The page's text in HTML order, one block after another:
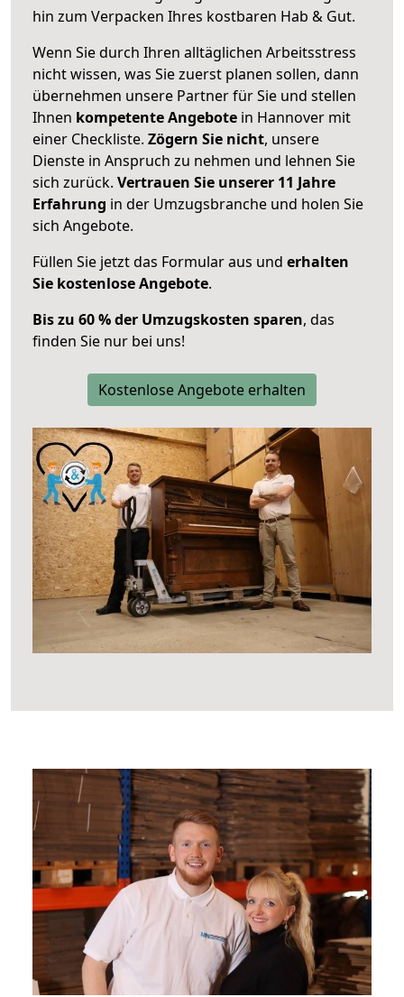
hin zum Verpacken Ihres kostbaren Hab & Gut.
Wenn Sie durch Ihren alltäglichen Arbeitsstress
nicht wissen, was Sie zuerst planen sollen, dann
übernehmen unsere Partner für Sie und stellen
Ihnen kompetente Angebote in Hannover mit
einer Checkliste. Zögern Sie nicht, unsere
Dienste in Anspruch zu nehmen und lehnen Sie
sich zurück. Vertrauen Sie unserer 11 Jahre
Erfahrung in der Umzugsbranche und holen Sie
sich Angebote.
Füllen Sie jetzt das Formular aus und erhalten
Sie kostenlose Angebote.
Bis zu 60 % der Umzugskosten sparen, das
finden Sie nur bei uns!
Kostenlose Angebote erhalten